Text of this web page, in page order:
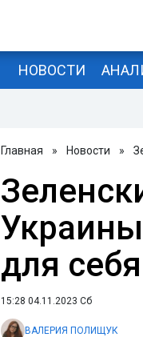
НОВОСТИ
Главная » Новости »
для
15:28 04.11.2023 Сб
ВАЛЕРИЯ ПОЛИЩУК